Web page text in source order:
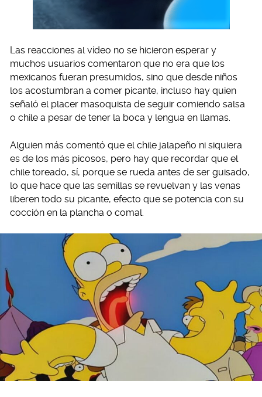
Las reacciones al vídeo no se hicieron esperar y
muchos usuarios comentaron que no era que los
mexicanos fueran presumidos, sino que desde niños
los acostumbran a comer picante, incluso hay quien
señaló el placer masoquista de seguir comiendo salsa
o chile a pesar de tener la boca y lengua en llamas.
Alguien más comentó que el chile jalapeño ni siquiera
es de los más picosos, pero hay que recordar que el
chile toreado, sí, porque se rueda antes de ser guisado,
lo que hace que las semillas se revuelvan y las venas
liberen todo su picante, efecto que se potencia con su
cocción en la plancha o comal.